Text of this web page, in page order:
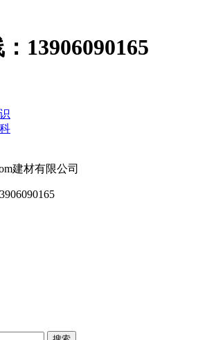
13906090165
建材有限公司